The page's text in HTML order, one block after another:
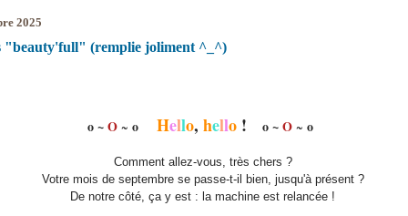
2025
"beauty'full" (remplie joliment ^_^)
o~O ~ o Hello, hello ! o~O ~ o
Comment allez-vous, très chers ?
Votre mois de septembre se passe-t-il bien, jusqu'à présent ?
De notre côté, ça y est : la machine est relancée !